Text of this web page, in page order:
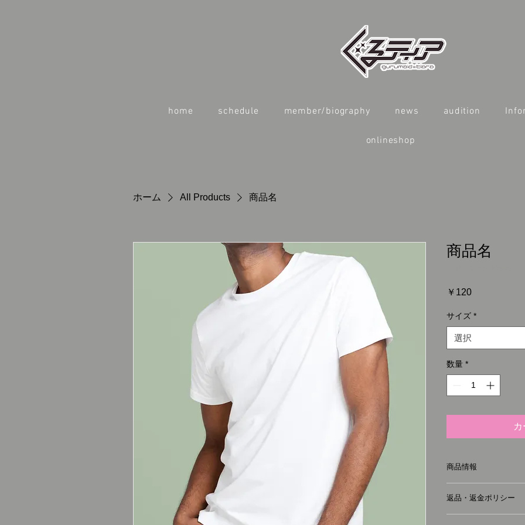
home schedule member/biography news audition
onlineshop
ホーム All Products 商品名
商品名
￥120価
サイズ *
選択
数量 *
商品情報
明に加え、商品の特
しましょう。
返品・返金ポリシー